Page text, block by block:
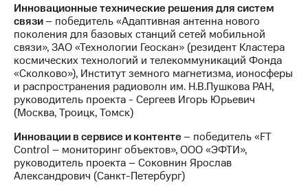
информации
Информация
акционерам
Документы
ПАО
"МТС"
Собрания
акционеров
Личный
акционера
Акционерный
капитал
Контроль
Инновационные технические решения для систем
связи– победитель «Адаптивная антенна нового
поколения для базовых станций сетей мобильной
связи», ЗАО «Технологии Геоскан» (резидент Кластера
космических технологий и телекоммуникаций Фонда
«Сколково»), Институт земного магнетизма, ионосферы
и распространения радиоволн им. Н.В.Пушкова РАН,
руководитель проекта - Сергеев Игорь Юрьевич
(Москва, Троицк, Томск)
Инновации в сервисе и контенте– победитель «FT
Control – мониторинг объектов», ООО «ЭФТИ»,
руководитель проекта – Соковнин Ярослав
Александрович (Санкт-Петербург)